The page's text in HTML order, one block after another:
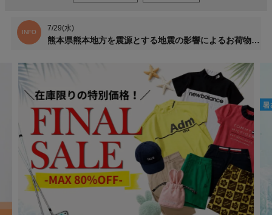
INFO 7/29(水)
熊本県熊本地方を震源とする地震の影響によるお荷物のお届けについて